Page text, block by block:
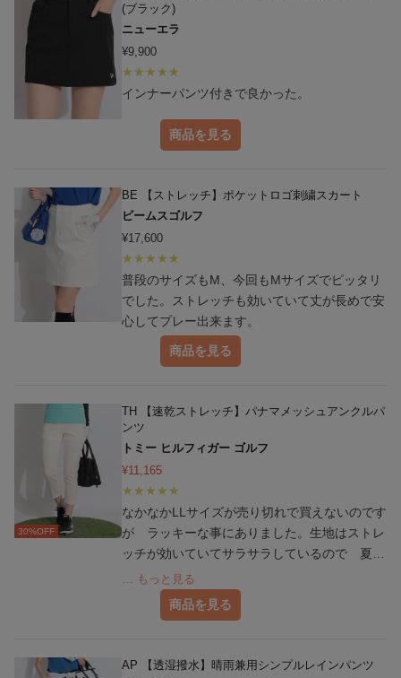
(ブラック)
ニューエラ
¥9,900
インナーパンツ付きで良かった。
商品を見る
BE 【ストレッチ】ポケットロゴ刺繍スカート
ビームスゴルフ
¥17,600
普段のサイズもM、今回もMサイズでピッタリ
でした。ストレッチも効いていて丈が長めで安
心してプレー出来ます。
商品を見る
30%OFF
TH 【速乾ストレッチ】パナマメッシュアンクルパ
ンツ
トミー ヒルフィガー ゴルフ
¥11,165
なかなかLLサイズが売り切れで買えないのです
が ラッキーな事にありました。生地はストレ
ッチが効いていてサラサラしているので 夏の
ゴルフもびちゃびちゃになる事なくプレー出来
そうです。サイズも良かったです。
… もっと見る
商品を見る
AP 【透湿撥水】晴雨兼用シンプルレインパンツ